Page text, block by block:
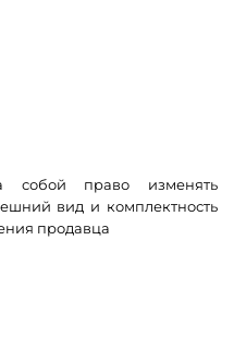
собой право изменять
вид и комплектность
продавца